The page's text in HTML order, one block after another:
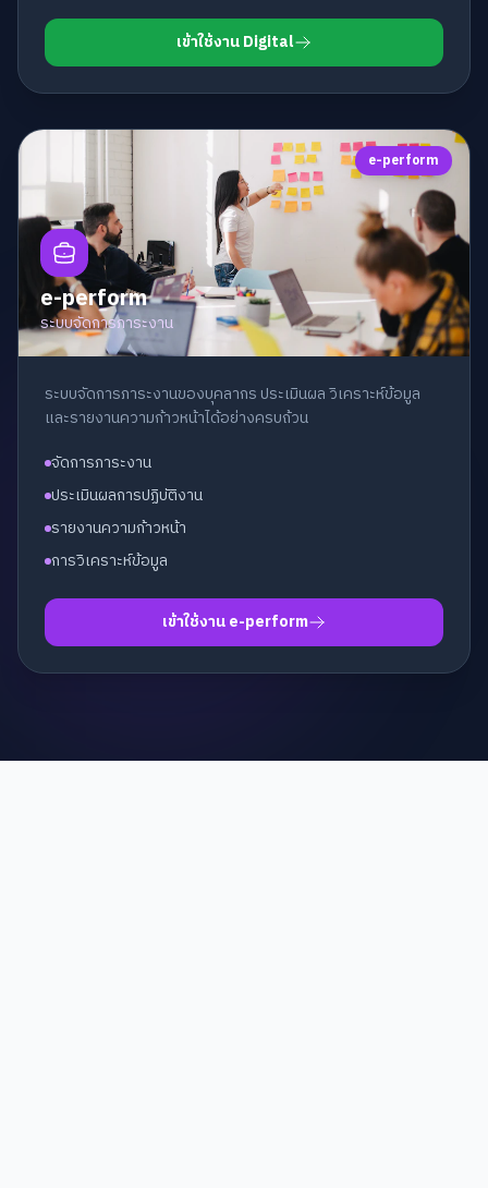
เข้าใช้งาน Digital
e-perform
e-perform
ระบบจัดการภาระงาน
ระบบจัดการภาระงานของบุคลากร ประเมินผล วิเคราะห์ข้อมูล
และรายงานความก้าวหน้าได้อย่างครบถ้วน
จัดการภาระงาน
ประเมินผลการปฏิบัติงาน
รายงานความก้าวหน้า
การวิเคราะห์ข้อมูล
เข้าใช้งาน e-perform